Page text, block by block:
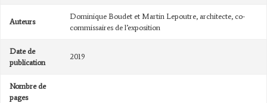
Auteurs
Dominique Boudet et Martin Lepoutre, architecte, co-
commissaires de l’exposition
Date de
publication
2019
Nombre de
pages